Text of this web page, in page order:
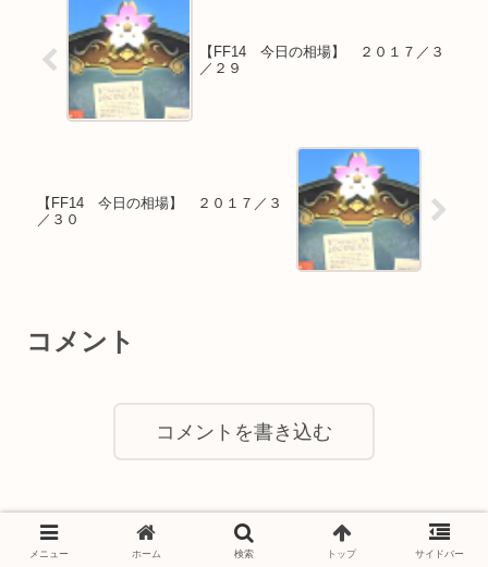
【FF14 今日の相場】 ２０１７／３
／２９
【FF14 今日の相場】 ２０１７／３
／３０
コメント
コメントを書き込む
メニュー ホーム 検索 トップ サイドバー